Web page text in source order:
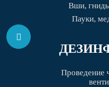
Вши,
Пауки,
Проведение